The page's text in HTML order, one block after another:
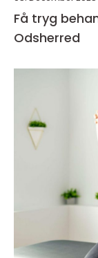
Få tryg
Odsherred